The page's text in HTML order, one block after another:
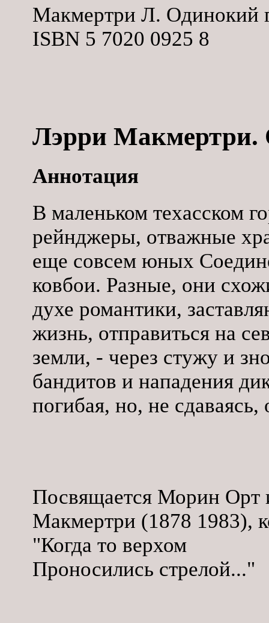
Макмертри Л. Одинокий
ISBN 5 7020 0925 8
Лэрри Макмертри.
Аннотация
В маленьком техасском
рейнджеры, отважные
еще совсем юных
ковбои. Разные, они
духе романтики,
жизнь, отправиться на
земли, - через стужу и
бандитов и нападения
погибая, но, не
Посвящается Морин Орт
Макмертри (1878 1983),
"Когда то верхом
Проносились стрелой..."